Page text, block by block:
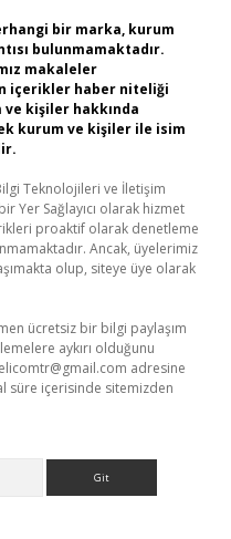
bir marka, kurum
bulunmamaktadır.
makaleler
içerikler haber niteliği
kişiler hakkında
kurum ve kişiler ile isim
Teknolojileri ve İletişim
Yer Sağlayıcı olarak hizmet
proaktif olarak denetleme
Ancak, üyelerimiz
olup, siteye üye olarak
ücretsiz bir bilgi paylaşım
aykırı olduğunu
adresine
süre içerisinde sitemizden